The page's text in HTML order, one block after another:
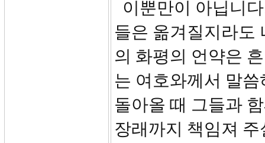
이뿐만이 아닙니
들은 옮겨질지라도
의 화평의 언약은
는 여호와께서 말
돌아올 때 그들과
장래까지 책임져